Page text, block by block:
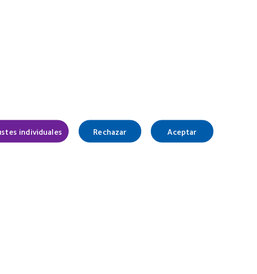
cookies
individuales Rechazar Aceptar